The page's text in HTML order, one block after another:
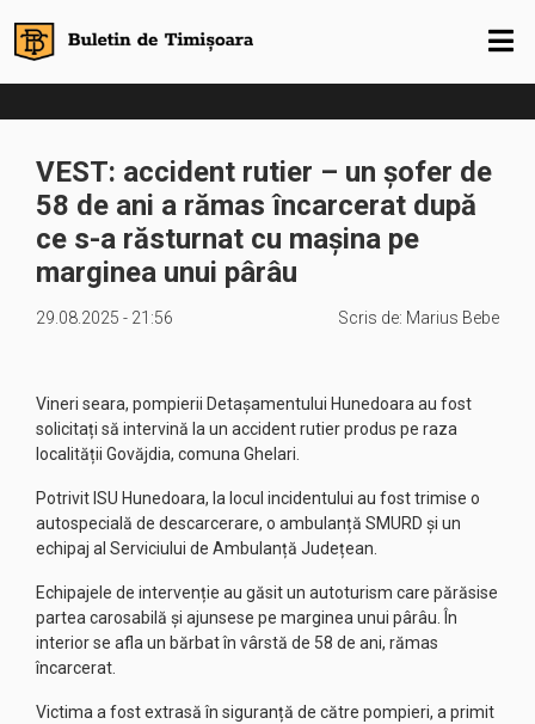
VEST: accident rutier – un șofer de
58 de ani a rămas încarcerat după
ce s-a răsturnat cu mașina pe
marginea unui pârâu
29.08.2025 - 21:56 Scris de: Marius Bebe
Vineri seara, pompierii Detașamentului Hunedoara au fost
solicitați să intervină la un accident rutier produs pe raza
localității Govăjdia, comuna Ghelari.
Potrivit ISU Hunedoara, la locul incidentului au fost trimise o
autospecială de descarcerare, o ambulanță SMURD și un
echipaj al Serviciului de Ambulanță Județean.
Echipajele de intervenție au găsit un autoturism care părăsise
partea carosabilă și ajunsese pe marginea unui pârâu. În
interior se afla un bărbat în vârstă de 58 de ani, rămas
încarcerat.
Victima a fost extrasă în siguranță de către pompieri, a primit